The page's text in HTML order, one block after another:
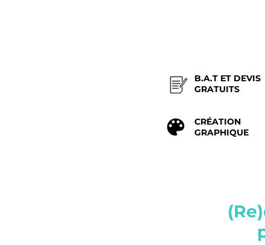
B.A.T ET DEVIS
GRATUITS
CRÉATION
GRAPHIQUE